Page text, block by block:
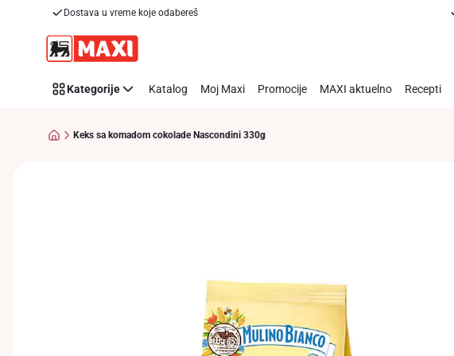
Dostava u vreme koje odabereš
Kategorije Katalog Moj Maxi Promocije MAXI aktuelno Recepti
Keks sa komadom cokolade Nascondini 330g